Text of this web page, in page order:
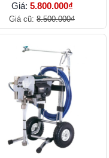
Giá: 5.800.000₫
Giá cũ: 8.500.000₫